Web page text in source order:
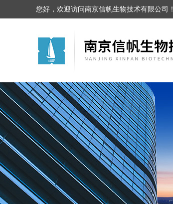
您好，欢迎访问南京信帆生物技术有限公司！